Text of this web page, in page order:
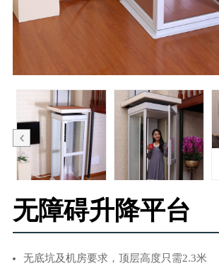
无障碍升降平台
无底坑及机房要求，顶层高度只需2.3米